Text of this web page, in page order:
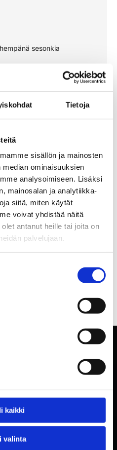
Tietoja
sisällön ja mainosten
ominaisuuksien
analysoimiseen. Lisäksi
mainosalan ja analytiikka-
siitä, miten käytät
voivat yhdistää näitä
antanut heille tai joita on
palvelujaan.
kaikki
valinta
sesonkia